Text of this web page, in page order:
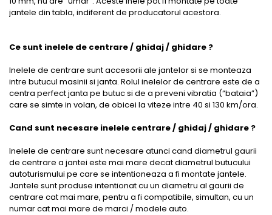
jantele din tabla, indiferent de producatorul acestora.
Ce sunt inelele de centrare / ghidaj / ghidare ?
Inelele de centrare sunt accesorii ale jantelor si se monteaza
intre butucul masinii si janta. Rolul inelelor de centrare este de a
centra perfect janta pe butuc si de a preveni vibratia (“bataia”)
care se simte in volan, de obicei la viteze intre 40 si 130 km/ora.
Cand sunt necesare inelele centrare / ghidaj / ghidare ?
Inelele de centrare sunt necesare atunci cand diametrul gaurii
de centrare a jantei este mai mare decat diametrul butucului
autoturismului pe care se intentioneaza a fi montate jantele.
Jantele sunt produse intentionat cu un diametru al gaurii de
centrare cat mai mare, pentru a fi compatibile, simultan, cu un
numar cat mai mare de marci / modele auto.